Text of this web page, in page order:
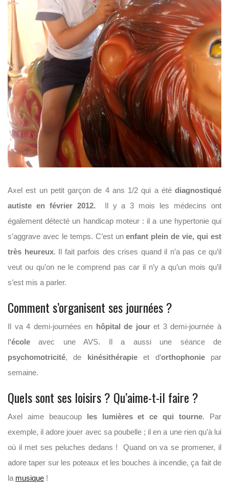
Axel est un petit garçon de 4 ans 1/2 qui a été diagnostiqué
autiste en février 2012.
Il y a 3 mois les médecins ont
également détecté un handicap moteur : il a une hypertonie qui
s’aggrave avec le temps. C’est unenfant plein de vie, qui est
très heureux. Il fait parfois des crises quand il n’a pas ce qu’il
veut ou qu’on ne le comprend pas car il n’y a qu’un mois qu’il
s’est mis a parler.
Comment s’organisent ses journées ?
Il va 4 demi-journées en hôpital de jouret 3 demi-journée à
l‘écoleavec une AVS. Il a aussi une séance de
psychomotricité, de kinésithérapieet d’orthophoniepar
semaine.
Quels sont ses loisirs ? Qu’aime-t-il faire ?
Axel aime beaucouples lumières et ce qui tourne. Par
exemple, il adore jouer avec sa poubelle ; il en a une rien qu’à lui
où il met ses peluches dedans ! Quand on va se promener, il
adore taper sur les poteaux et les bouches à incendie, ça fait de
la musique !